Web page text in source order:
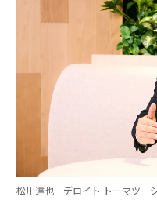
松川達也 デロイト トーマツ